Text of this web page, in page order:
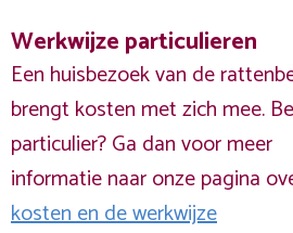
Werkwijze particulieren
Een huisbezoek van de
brengt kosten met zich mee.
particulier? Ga dan voor meer
informatie naar onze pagina
kosten en de werkwijze